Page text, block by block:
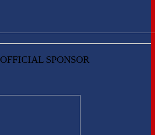
OFFICIAL SPONSOR